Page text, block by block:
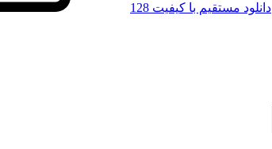
دانلود مستقیم با کیفیت 128